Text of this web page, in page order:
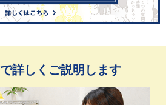
詳しくご説明します